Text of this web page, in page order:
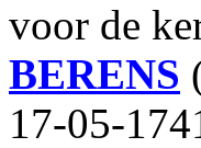
voor de
BERENS
17-05-